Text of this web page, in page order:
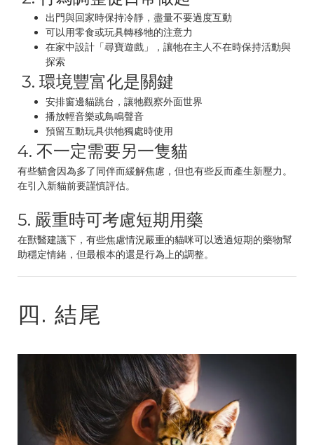
出門與回家時保持冷靜，盡量不要過度互動
可以用零食或玩具轉移牠的注意力
在家中設計「尋寶遊戲」，讓牠在主人不在時保持活動與
探索
3. 環境豐富化是關鍵
安排窗邊貓跳台，讓牠觀察外面世界
播放輕音樂或鳥鳴聲音
預留互動玩具供牠獨處時使用
4. 不一定需要另一隻貓
有些貓會因為多了同伴而緩解焦慮，但也有些反而產生新壓力。
在引入新貓前要謹慎評估。
5. 嚴重時可考慮短期用藥
在獸醫建議下，有些焦慮情況嚴重的貓咪可以透過短期的藥物幫
助穩定情緒，但最根本的還是行為上的調整。
四. 結尾